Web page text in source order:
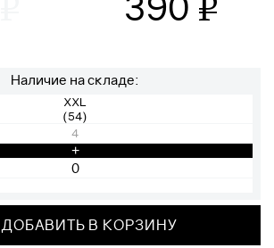
v
Наличие на складе:
XXL
(54)
4
+
ДОБАВИТЬ В КОРЗИНУ